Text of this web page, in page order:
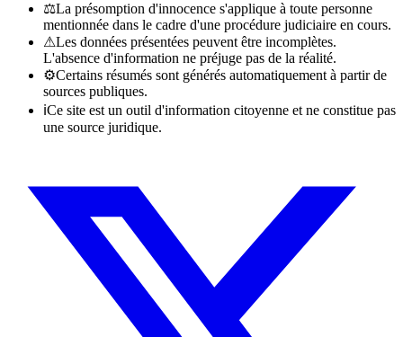
⚖La présomption d'innocence s'applique à toute personne
mentionnée dans le cadre d'une procédure judiciaire en cours.
⚠Les données présentées peuvent être incomplètes.
L'absence d'information ne préjuge pas de la réalité.
⚙Certains résumés sont générés automatiquement à partir de
sources publiques.
ℹCe site est un outil d'information citoyenne et ne constitue pas
une source juridique.